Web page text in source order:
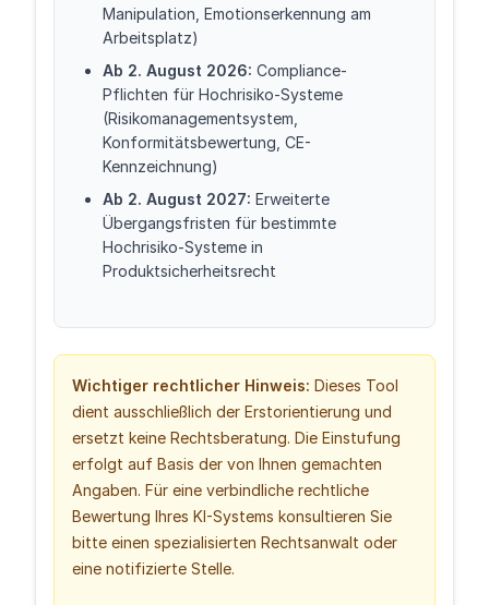
Manipulation, Emotionserkennung am
Arbeitsplatz)
Ab 2. August 2026: Compliance-
Pflichten für Hochrisiko-Systeme
(Risikomanagementsystem,
Konformitätsbewertung, CE-
Kennzeichnung)
Ab 2. August 2027: Erweiterte
Übergangsfristen für bestimmte
Hochrisiko-Systeme in
Produktsicherheitsrecht
Wichtiger rechtlicher Hinweis: Dieses Tool
dient ausschließlich der Erstorientierung und
ersetzt keine Rechtsberatung. Die Einstufung
erfolgt auf Basis der von Ihnen gemachten
Angaben. Für eine verbindliche rechtliche
Bewertung Ihres KI-Systems konsultieren Sie
bitte einen spezialisierten Rechtsanwalt oder
eine notifizierte Stelle.